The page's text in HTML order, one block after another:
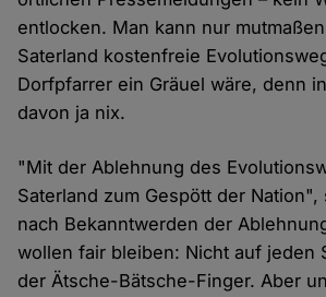
entlocken. Man kann nur
Saterland kostenfreie
Dorfpfarrer ein Gräuel wäre, denn
davon ja nix.
"Mit der Ablehnung des
Saterland zum Gespött der Nation",
nach Bekanntwerden der
wollen fair bleiben: Nicht auf jeden
der Ätsche-Bätsche-Finger. Aber